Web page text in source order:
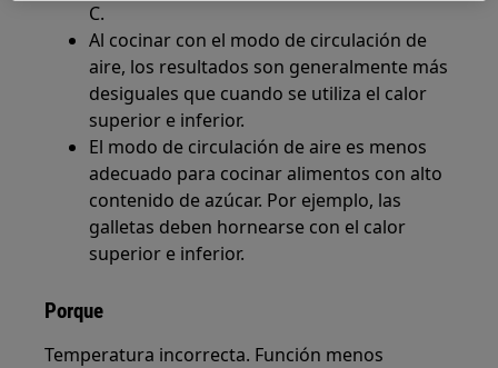
C.
Al cocinar con el modo de circulación de
aire, los resultados son generalmente más
desiguales que cuando se utiliza el calor
superior e inferior.
El modo de circulación de aire es menos
adecuado para cocinar alimentos con alto
contenido de azúcar. Por ejemplo, las
galletas deben hornearse con el calor
superior e inferior.
Porque
Temperatura incorrecta. Función menos